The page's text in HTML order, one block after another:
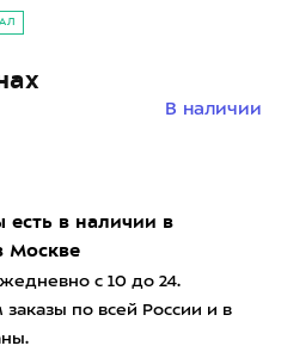
есть в наличии в
Москве
с 10 до 24.
по всей России и в
В наличии